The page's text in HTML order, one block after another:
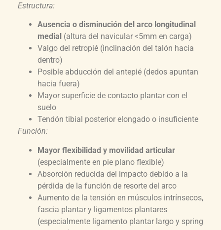
Estructura:
Ausencia o disminución del arco longitudinal
medial(altura del navicular <5mm en carga)
Valgo del retropié (inclinación del talón hacia
dentro)
Posible abducción del antepié (dedos apuntan
hacia fuera)
Mayor superficie de contacto plantar con el
suelo
Tendón tibial posterior elongado o insuficiente
Función:
Mayor flexibilidad y movilidad articular
(especialmente en pie plano flexible)
Absorción reducida del impacto debido a la
pérdida de la función de resorte del arco
Aumento de la tensión en músculos intrínsecos,
fascia plantar y ligamentos plantares
(especialmente ligamento plantar largo y spring